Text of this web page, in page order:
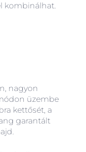
nagyon
üzembe
kettősét, a
garantált
kombinálhat.